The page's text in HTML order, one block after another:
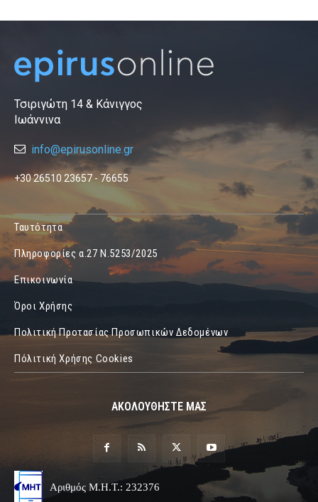
Τσιριγώτη 14 & Κάνιγγος
Ιωάννινα
info@epirusonline.gr
+30 26510 23657 - 76655
Ταυτότητα
Πληροφορίες α.27 Ν.5253/2025
Επικοινωνία
Όροι Χρήσης
Πολιτική Προτασίας Προσωπικών Δεδομένων
Πόλιτική Χρήσης Cookies
ΑΚΟΛΟΥΘΗΣΤΕ ΜΑΣ
Αριθμός Μ.Η.Τ.: 232376